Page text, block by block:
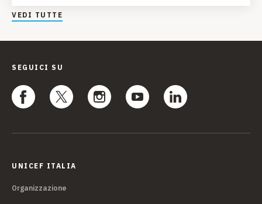
VEDI TUTTE
SEGUICI SU
UNICEF ITALIA
Organizzazione